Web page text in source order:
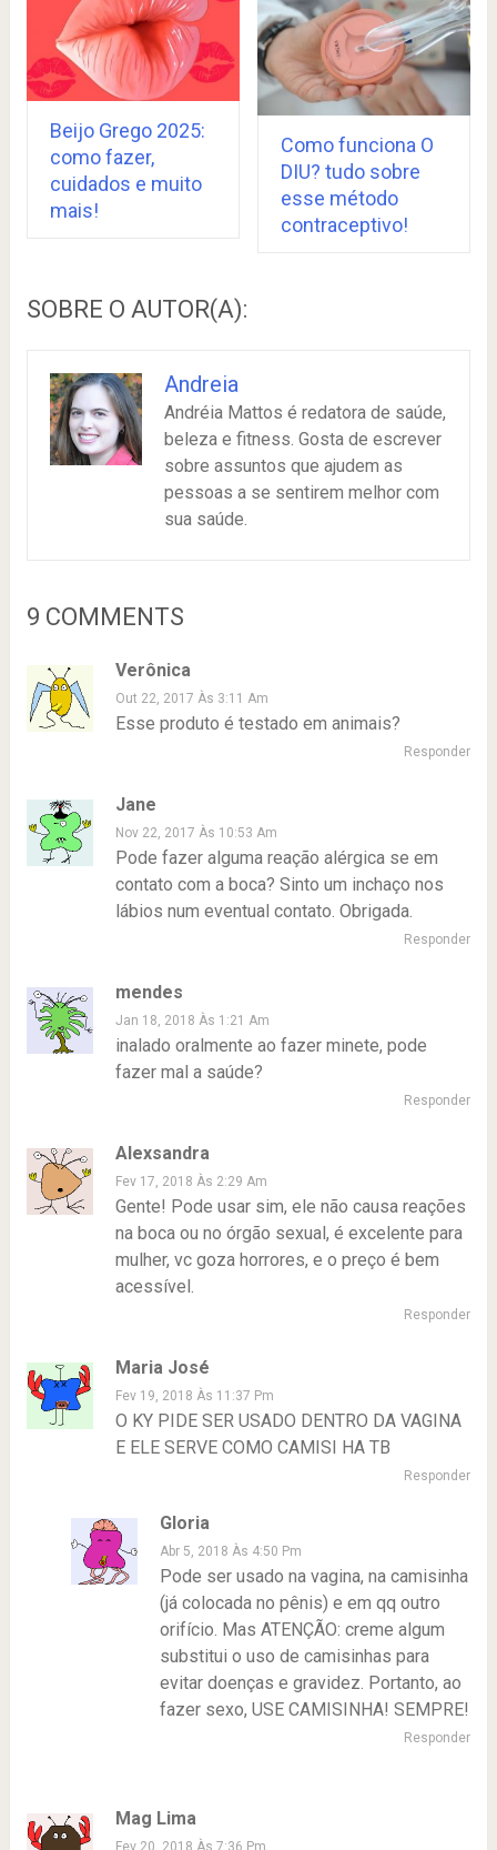
Beijo Grego 2025:
como fazer,
cuidados e muito
mais!
Como funciona O
DIU? tudo sobre
esse método
contraceptivo!
SOBRE O AUTOR(A):
Andreia
Andréia Mattos é redatora de saúde,
beleza e fitness. Gosta de escrever
sobre assuntos que ajudem as
pessoas a se sentirem melhor com
sua saúde.
9 COMMENTS
Verônica
Out 22, 2017 Às 3:11 Am
Esse produto é testado em animais?
Responder
Jane
Nov 22, 2017 Às 10:53 Am
Pode fazer alguma reação alérgica se em
contato com a boca? Sinto um inchaço nos
lábios num eventual contato. Obrigada.
Responder
mendes
Jan 18, 2018 Às 1:21 Am
inalado oralmente ao fazer minete, pode
fazer mal a saúde?
Responder
Alexsandra
Fev 17, 2018 Às 2:29 Am
Gente! Pode usar sim, ele não causa reações
na boca ou no órgão sexual, é excelente para
mulher, vc goza horrores, e o preço é bem
acessível.
Responder
Maria José
Fev 19, 2018 Às 11:37 Pm
O KY PIDE SER USADO DENTRO DA VAGINA
E ELE SERVE COMO CAMISI HA TB
Responder
Gloria
Abr 5, 2018 Às 4:50 Pm
Pode ser usado na vagina, na camisinha
(já colocada no pênis) e em qq outro
orifício. Mas ATENÇÃO: creme algum
substitui o uso de camisinhas para
evitar doenças e gravidez. Portanto, ao
fazer sexo, USE CAMISINHA! SEMPRE!
Responder
Mag Lima
Fev 20, 2018 Às 7:36 Pm